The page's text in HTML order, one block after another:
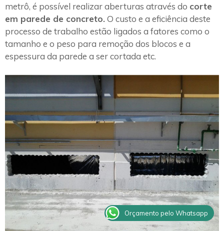
metrô, é possível realizar aberturas através do corte
em parede de concreto. O custo e a eficiência deste
processo de trabalho estão ligados a fatores como o
tamanho e o peso para remoção dos blocos e a
espessura da parede a ser cortada etc.
Orçamento pelo Whatsapp